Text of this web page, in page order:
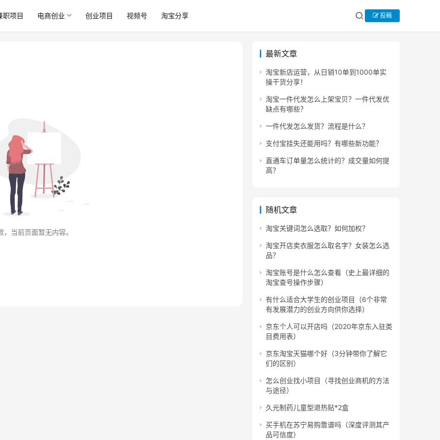
职项目 电商创业 创业项目 视频号 淘宝分享 投稿
，当前页面暂无内容。
最新文章
淘宝新店运营，从日销10单到1000单实
操干货分享！
淘宝一件代发怎么上架宝贝？一件代发优
缺点有哪些？
一件代发怎么发货？流程是什么？
支付宝挂失还能用吗？有哪些新功能？
直通车订单量怎么统计的？成交量如何提
高？
随机文章
淘宝关键词怎么选取？如何加权？
淘宝开店卖衣服怎么取名字？女装怎么选
品？
淘宝账号是什么怎么查看（史上最详细的
淘宝查号操作步骤）
有什么适合大学生的创业项目（6个非常
有发展潜力的创业方向供你选择）
京东个人可以开店吗（2020年京东入驻类
目费用表）
京东淘宝天猫哪个好（3分钟带你了解它
们的区别）
怎么创业找小项目（寻找创业商机的方法
与途径）
久光制药儿童型退热贴*2盒
买手机在苏宁易购靠谱吗（深度评测其产
品可信度）